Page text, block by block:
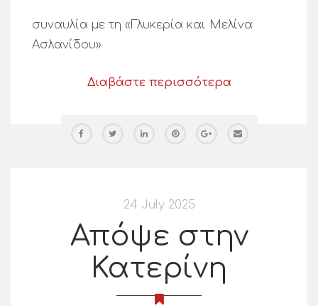
συναυλία με τη «Γλυκερία και Μελίνα
Ασλανίδου»
Διαβάστε περισσότερα
24 July 2025
Απόψε στην
Κατερίνη